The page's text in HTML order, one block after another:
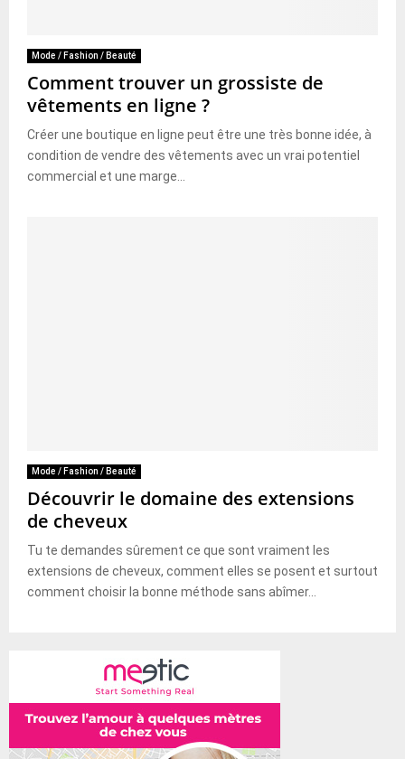
Mode / Fashion / Beauté
Comment trouver un grossiste de
vêtements en ligne ?
Créer une boutique en ligne peut être une très bonne idée, à
condition de vendre des vêtements avec un vrai potentiel
commercial et une marge...
Mode / Fashion / Beauté
Découvrir le domaine des extensions
de cheveux
Tu te demandes sûrement ce que sont vraiment les
extensions de cheveux, comment elles se posent et surtout
comment choisir la bonne méthode sans abîmer...